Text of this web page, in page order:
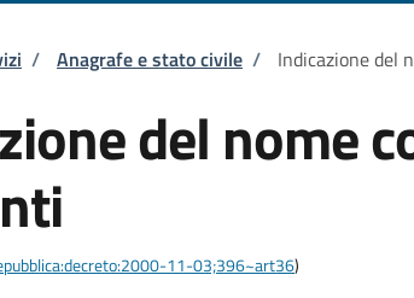
di pane
/ Anagrafe e stato civile / Indicazione del
del nome
11-03;396~art36)